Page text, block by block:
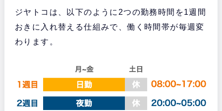
ジヤトコは、以下のように2つの勤務時間を1週間
おきに入れ替える仕組みで、働く時間帯が毎週変
わります。